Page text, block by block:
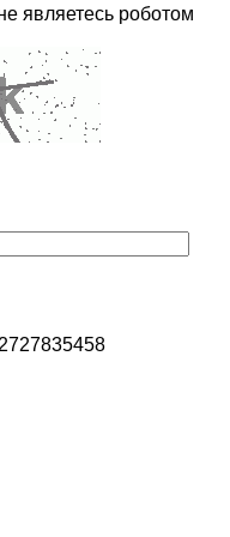
являетесь роботом